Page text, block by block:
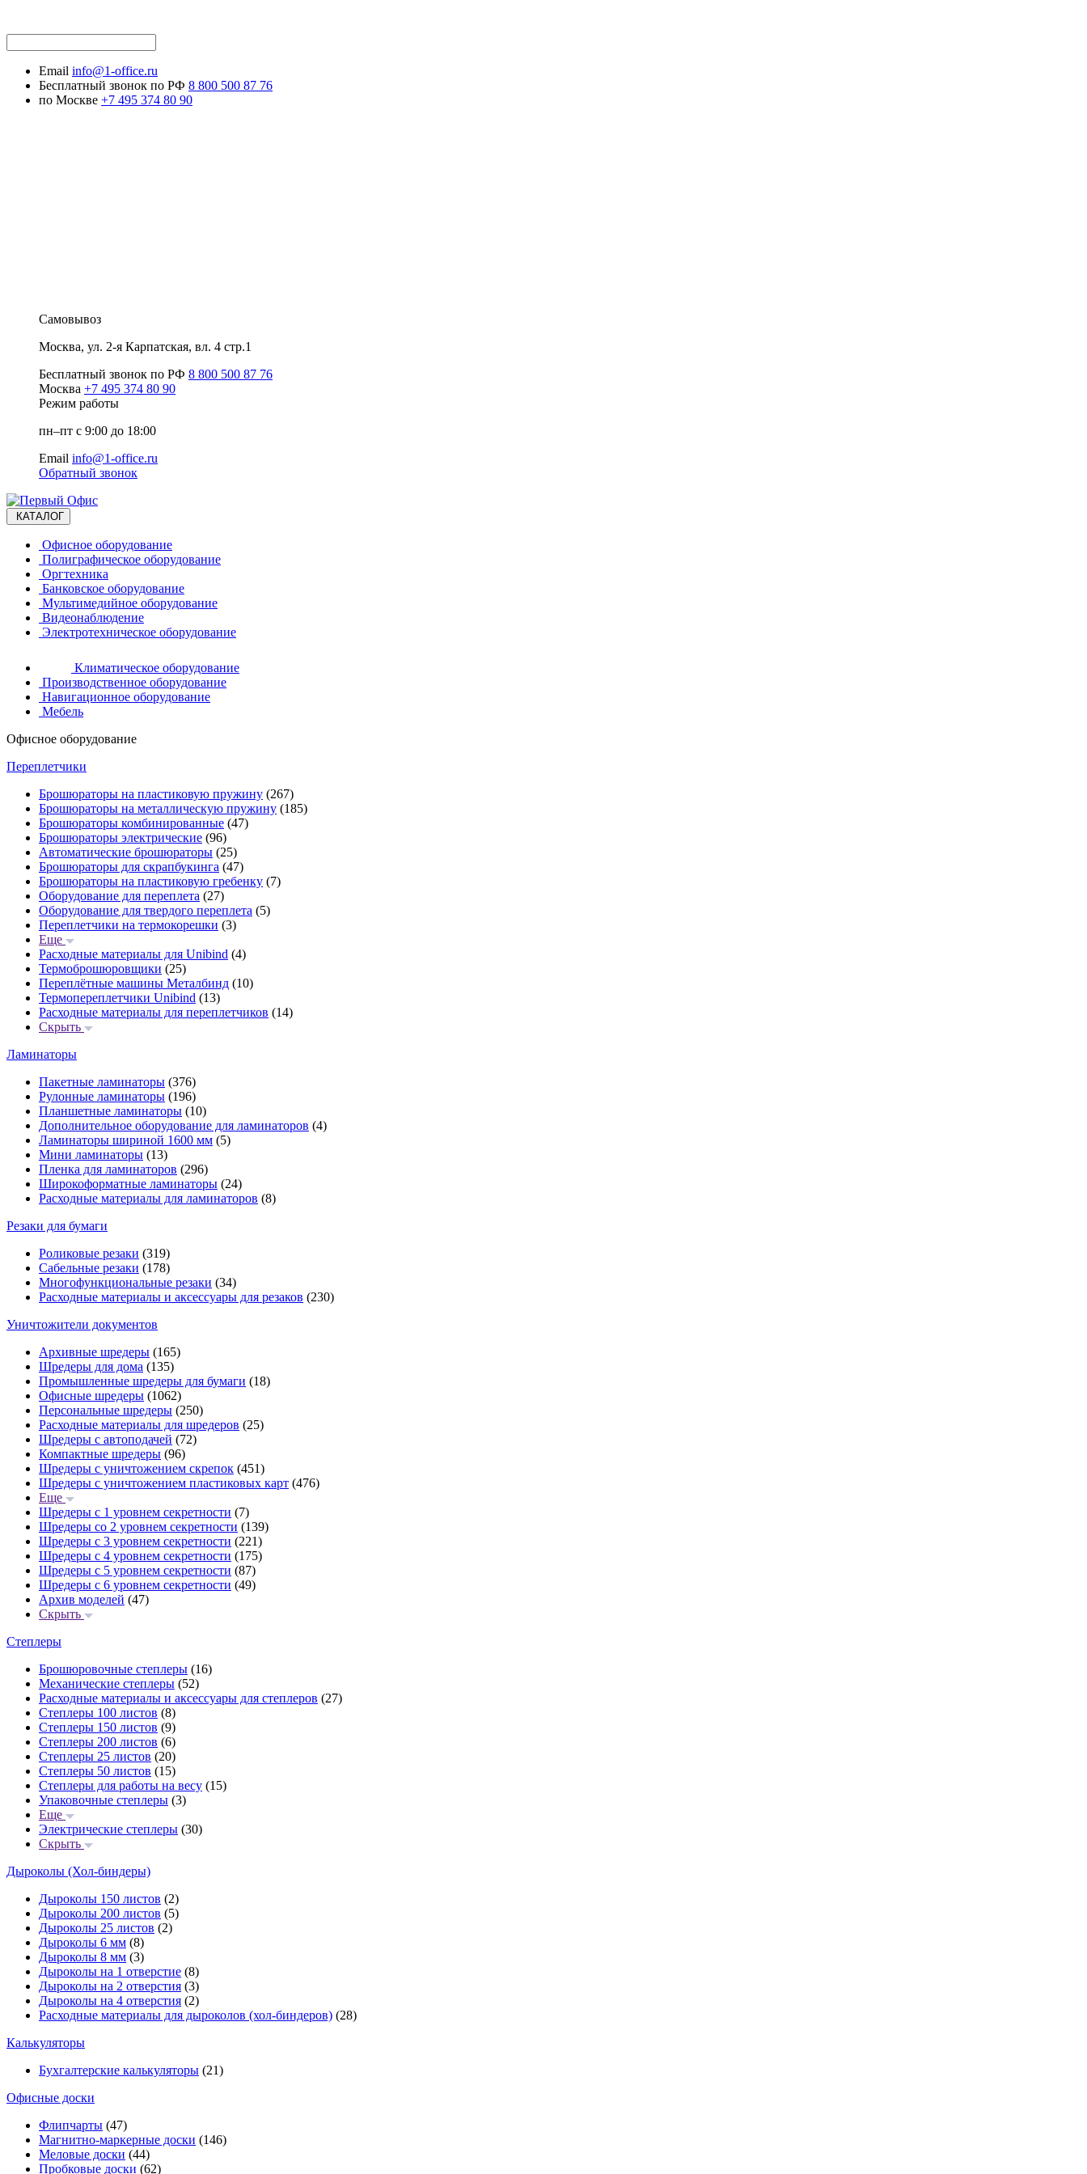
Email info@1-office.ru
Бесплатный звонок по РФ 8 800 500 87 76
по Москве +7 495 374 80 90
Самовывоз
Москва, ул. 2-я Карпатская, вл. 4 стр.1
Бесплатный звонок по РФ 8 800 500 87 76
Москва +7 495 374 80 90
Режим работы
пн–пт с 9:00 до 18:00
Email info@1-office.ru
Обратный звонок
КАТАЛОГ
Офисное оборудование
Полиграфическое оборудование
Оргтехника
Банковское оборудование
Мультимедийное оборудование
Видеонаблюдение
Электротехническое оборудование
Климатическое оборудование
Производственное оборудование
Навигационное оборудование
Мебель
Офисное оборудование
Переплетчики
Брошюраторы на пластиковую пружину (267)
Брошюраторы на металлическую пружину (185)
Брошюраторы комбинированные (47)
Брошюраторы электрические (96)
Автоматические брошюраторы (25)
Брошюраторы для скрапбукинга (47)
Брошюраторы на пластиковую гребенку (7)
Оборудование для переплета (27)
Оборудование для твердого переплета (5)
Переплетчики на термокорешки (3)
Еще
Расходные материалы для Unibind (4)
Термоброшюровщики (25)
Переплётные машины Металбинд (10)
Термопереплетчики Unibind (13)
Расходные материалы для переплетчиков (14)
Скрыть
Ламинаторы
Пакетные ламинаторы (376)
Рулонные ламинаторы (196)
Планшетные ламинаторы (10)
Дополнительное оборудование для ламинаторов (4)
Ламинаторы шириной 1600 мм (5)
Мини ламинаторы (13)
Пленка для ламинаторов (296)
Широкоформатные ламинаторы (24)
Расходные материалы для ламинаторов (8)
Резаки для бумаги
Роликовые резаки (319)
Сабельные резаки (178)
Многофункциональные резаки (34)
Расходные материалы и аксессуары для резаков (230)
Уничтожители документов
Архивные шредеры (165)
Шредеры для дома (135)
Промышленные шредеры для бумаги (18)
Офисные шредеры (1062)
Персональные шредеры (250)
Расходные материалы для шредеров (25)
Шредеры с автоподачей (72)
Компактные шредеры (96)
Шредеры с уничтожением скрепок (451)
Шредеры с уничтожением пластиковых карт (476)
Еще
Шредеры с 1 уровнем секретности (7)
Шредеры со 2 уровнем секретности (139)
Шредеры с 3 уровнем секретности (221)
Шредеры с 4 уровнем секретности (175)
Шредеры с 5 уровнем секретности (87)
Шредеры с 6 уровнем секретности (49)
Архив моделей (47)
Скрыть
Степлеры
Брошюровочные степлеры (16)
Механические степлеры (52)
Расходные материалы и аксессуары для степлеров (27)
Степлеры 100 листов (8)
Степлеры 150 листов (9)
Степлеры 200 листов (6)
Степлеры 25 листов (20)
Степлеры 50 листов (15)
Степлеры для работы на весу (15)
Упаковочные степлеры (3)
Еще
Электрические степлеры (30)
Скрыть
Дыроколы (Хол-биндеры)
Дыроколы 150 листов (2)
Дыроколы 200 листов (5)
Дыроколы 25 листов (2)
Дыроколы 6 мм (8)
Дыроколы 8 мм (3)
Дыроколы на 1 отверстие (8)
Дыроколы на 2 отверстия (3)
Дыроколы на 4 отверстия (2)
Расходные материалы для дыроколов (хол-биндеров) (28)
Калькуляторы
Бухгалтерские калькуляторы (21)
Офисные доски
Флипчарты (47)
Магнитно-маркерные доски (146)
Меловые доски (44)
Пробковые доски (62)